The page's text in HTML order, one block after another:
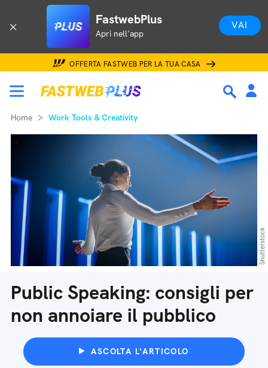
FastwebPlus
Apri nell'app
VAI
OFFERTA FASTWEB PER LA TUA CASA
Home Work Tools & Creativity
Public Speaking: consigli per
non annoiare il pubblico
ASCOLTA L'ARTICOLO
Shutterstock